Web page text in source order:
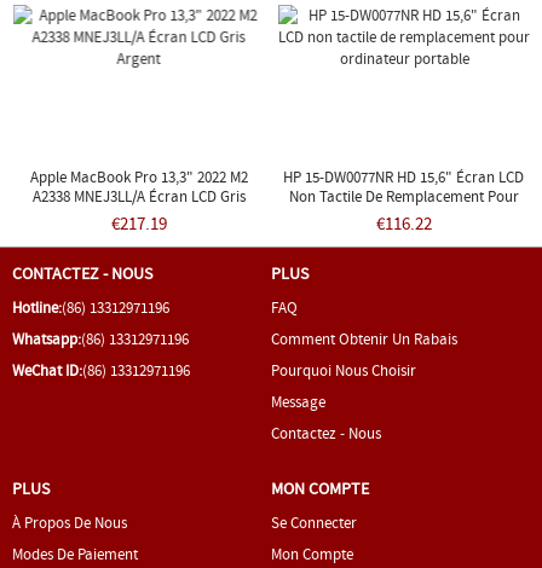
Apple MacBook Pro 13,3" 2022 M2
A2338 MNEJ3LL/A Écran LCD Gris
Argent
€217.19
HP 15-DW0077NR HD 15,6" Écran LCD
Non Tactile De Remplacement Pour
Ordinateur Portable
€116.22
CONTACTEZ - NOUS
Hotline:(86) 13312971196
Whatsapp:(86) 13312971196
WeChat ID:(86) 13312971196
PLUS
FAQ
Comment Obtenir Un Rabais
Pourquoi Nous Choisir
Message
Contactez - Nous
PLUS
À Propos De Nous
Modes De Paiement
MON COMPTE
Se Connecter
Mon Compte